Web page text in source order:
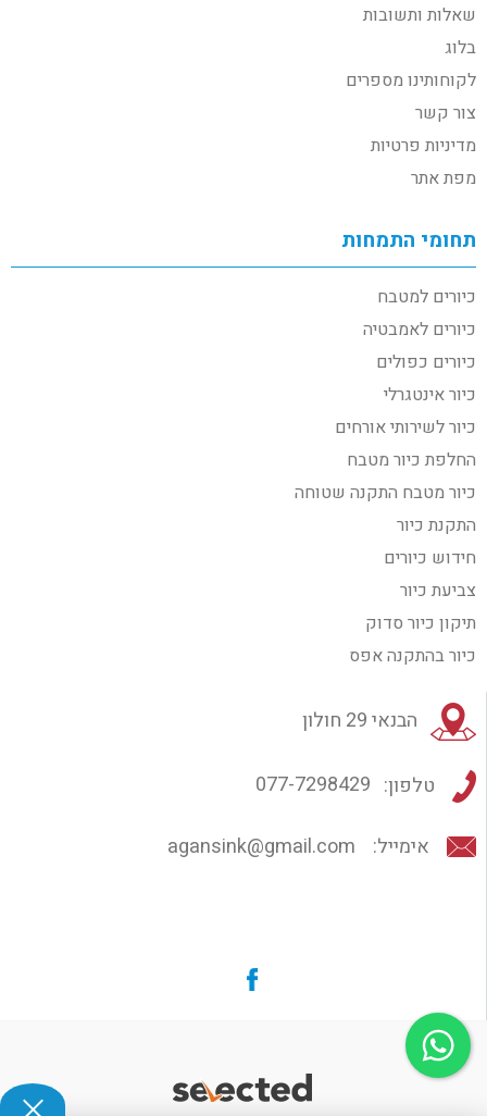
שאלות ותשובות
בלוג
לקוחותינו מספרים
צור קשר
מדיניות פרטיות
מפת אתר
תחומי התמחות
כיורים למטבח
כיורים לאמבטיה
כיורים כפולים
כיור אינטגרלי
כיור לשירותי אורחים
החלפת כיור מטבח
כיור מטבח התקנה שטוחה
התקנת כיור
חידוש כיורים
צביעת כיור
תיקון כיור סדוק
כיור בהתקנה אפס
הבנאי 29 חולון
טלפון: 077-7298429
אימייל: agansink@gmail.com